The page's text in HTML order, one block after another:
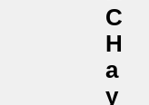
С
Н
А
У